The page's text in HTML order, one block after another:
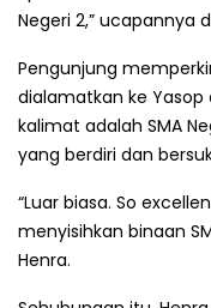
Negeri 2,” ucapannya
Pengunjung
dialamatkan ke Yasop
kalimat adalah SMA
yang berdiri dan
“Luar biasa. So
menyisihkan binaan
Henra.